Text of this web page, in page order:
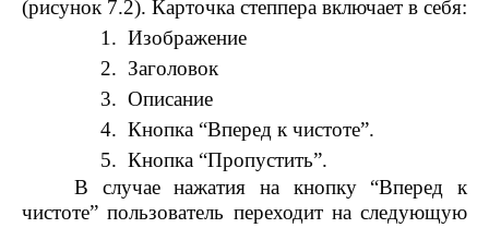
(рисунок 7.2). Карточка степпера включает в себя:
1. Изображение
2. Заголовок
3. Описание
4. Кнопка “Вперед к чистоте”.
5. Кнопка “Пропустить”.
В случае нажатия на кнопку “Вперед к
чистоте” пользователь переходит на следующую